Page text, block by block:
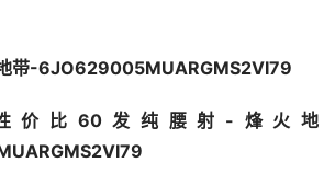
带-6JO629005MUARGMS2VI79
价比60发纯腰射-烽火地